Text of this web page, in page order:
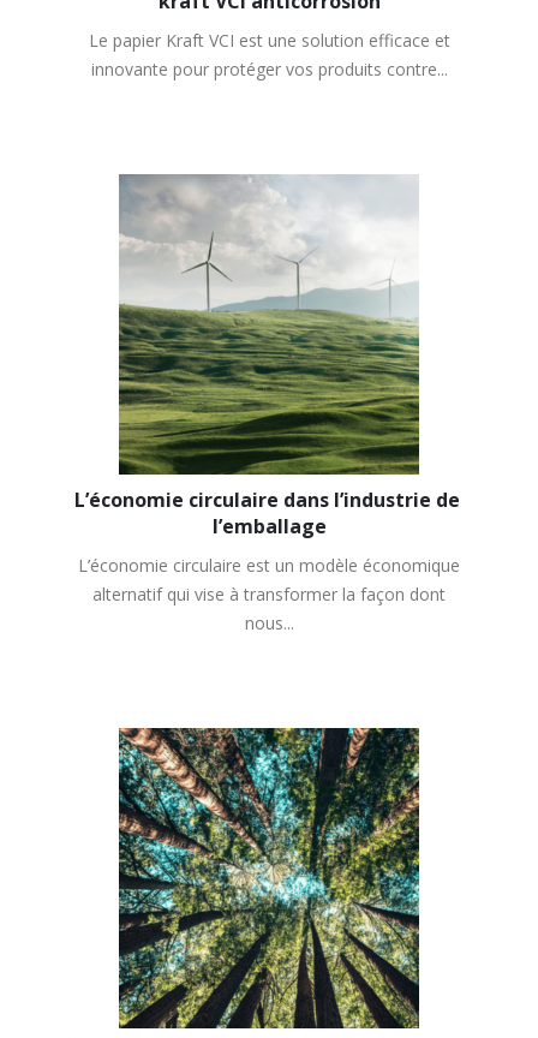
Le papier Kraft VCI est une solution efficace et
innovante pour protéger vos produits contre...
L’économie circulaire dans l’industrie de
l’emballage
L’économie circulaire est un modèle économique
alternatif qui vise à transformer la façon dont
nous...